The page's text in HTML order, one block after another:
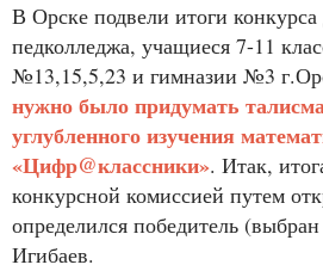
В Орске подвели итоги конкурса
педколледжа, учащиеся 7-11
№13,15,5,23 и гимназии №3
нужно было придумать
углубленного изучения
«Цифр@классники». Итак,
конкурсной комиссией путем
определился победитель
Игибаев.